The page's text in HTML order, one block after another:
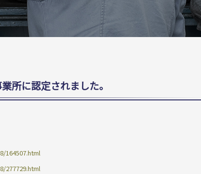
所に認定されました。
164507.html
277729.html